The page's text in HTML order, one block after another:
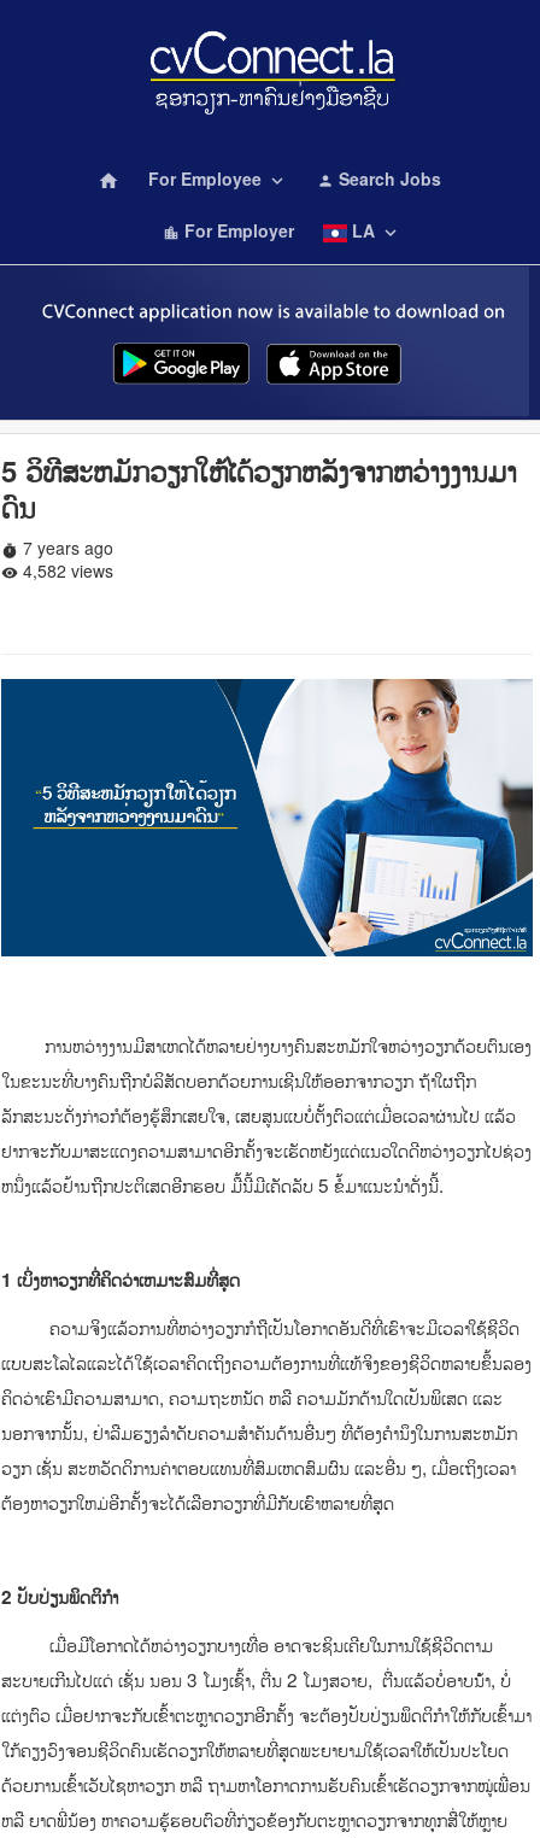
home For Employee keyboard_arrow_down person Search Jobs
location_city For Employer LA keyboard_arrow_down
5 ວິທີສະຫມັກວຽກໃຫ້ໄດ້ວຽກຫລັງຈາກຫວ່າງງານມາ
ດົນ
timer 7 years ago
remove_red_eye 4,582 views
ການຫວ່າງງານມີສາເຫດໄດ້ຫລາຍຢ່າງບາງຄົນສະຫມັກໃຈຫວ່າງວຽກດ້ວຍຕົນເອງ
ໃນຂະນະທີ່ບາງຄົນຖືກບໍລິສັດບອກດ້ວຍການເຊີນໃຫ້ອອກຈາກວຽກ ຖ້າໃຜຖືກ
ລັກສະນະດັ່ງກ່າວກໍຕ້ອງຮູ້ສຶກເສຍໃຈ, ເສຍສູນແບບໍ່ຕັ້ງຕົວແຕ່ເມື່ອເວລາຜ່ານໄປ ແລ້ວ
ຢາກຈະກັບມາສະແດງຄວາມສາມາດອີກຄັ້ງຈະເຮັດຫຍັງແດ່ແນວໃດດີຫວ່າງວຽກໄປຊ່ວງ
ຫນຶ່ງແລ້ວຢ້ານຖືກປະຕິເສດອີກຮອບ ມື້ນີ້ມີເຄັດລັບ 5 ຂໍ້ມາແນະນໍາດັ່ງນີ້.
1 ເບິ່ງຫາວຽກທີ່ຄິດວ່າເຫມາະສົມທີ່ສຸດ
ຄວາມຈິງແລ້ວການທີ່ຫວ່າງວຽກກໍຖືເປັນໂອກາດອັນດີທີ່ເຮົາຈະມີເວລາໃຊ້ຊີວິດ
ແບບສະໂລໄລແລະໄດ້ໃຊ້ເວລາຄິດເຖິງຄວາມຕ້ອງການທີ່ແທ້ຈິງຂອງຊີວິດຫລາຍຂຶ້ນລອງ
ຄິດວ່າເຮົາມີຄວາມສາມາດ, ຄວາມຖະຫນັດ ຫລື ຄວາມມັກດ້ານໃດເປັນພິເສດ ແລະ
ນອກຈາກນັ້ນ, ຢ່າລືມຮຽງລໍາດັບຄວາມສໍາຄັນດ້ານອື່ນໆ ທີ່ຕ້ອງຄໍານຶງໃນການສະຫມັກ
ວຽກ ເຊັ່ນ ສະຫວັດດິການຄ່າຕອບແທນທີ່ສົມເຫດສົມຜົນ ແລະອື່ນ ໆ, ເມື່ອເຖິງເວລາ
ຕ້ອງຫາວຽກໃຫມ່ອີກຄັ້ງຈະໄດ້ເລືອກວຽກທີ່ມີກັບເຮົາຫລາຍທີ່ສຸດ
2 ປັບປ່ຽນພຶດຕິກໍາ
ເມື່ອມີໂອກາດໄດ້ຫວ່າງວຽກບາງເທື່ອ ອາດຈະຊິນເຄີຍໃນການໃຊ້ຊີວິດຕາມ
ສະບາຍເກີນໄປແດ່ ເຊັ່ນ ນອນ 3 ໂມງເຊົ້າ, ຕື່ນ 2 ໂມງສວາຍ, ຕື່ນແລ້ວບໍ່ອາບນ້ໍາ, ບໍ່
ແຕ່ງຕົວ ເມື່ອຢາກຈະກັບເຂົ້າຕະຫຼາດວຽກອີກຄັ້ງ ຈະຕ້ອງປັບປ່ຽນພຶດຕິກໍາໃຫ້ກັບເຂົ້າມາ
ໃກ້ຄຽງວົງຈອນຊີວິດຄົນເຮັດວຽກໃຫ້ຫລາຍທີ່ສຸດພະຍາຍາມໃຊ້ເວລາໃຫ້ເປັນປະໂຍດ
ດ້ວຍການເຂົ້າເວັບໄຊຫາວຽກ ຫລື ຖາມຫາໂອກາດການຮັບຄົນເຂົ້າເຮັດວຽກຈາກໝູ່ເພື່ອນ
ຫລື ຍາດພີ່ນ້ອງ ຫາຄວາມຮູ້ຮອບຕົວທີ່ກ່ຽວຂ້ອງກັບຕະຫຼາດວຽກຈາກທຸກສື່ໃຫ້ຫຼາຍ